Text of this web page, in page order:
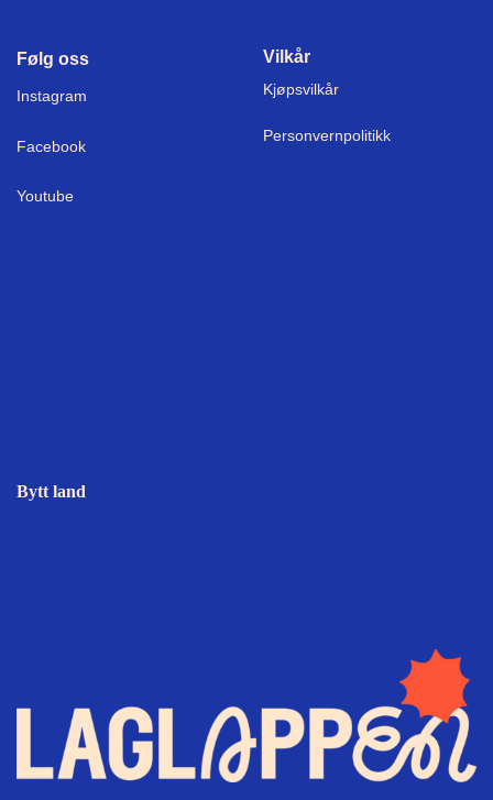
Følg oss
Instagram
Facebook
Youtube
Vilkår
Kjøpsvilkår
Personvernpolitikk
Bytt land